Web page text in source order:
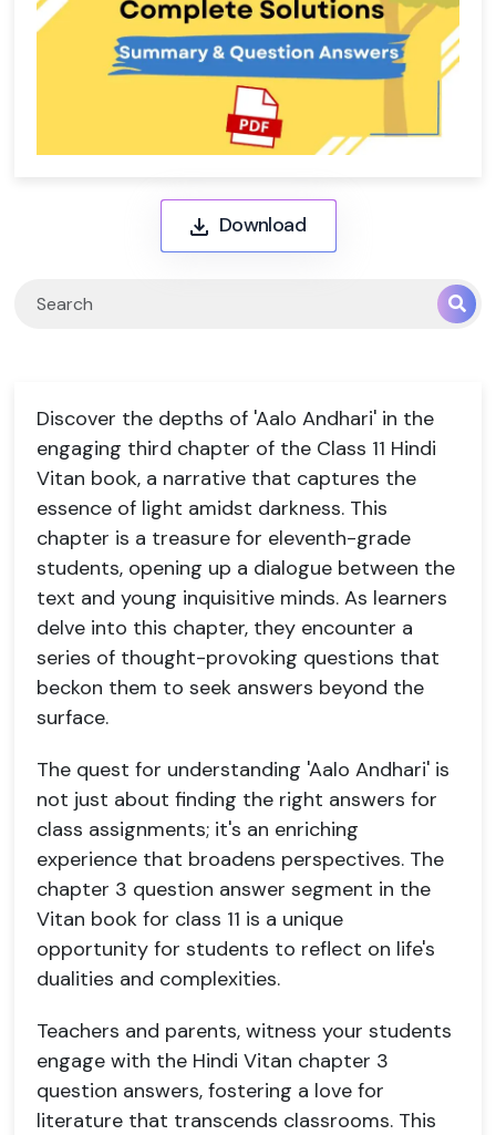
Download
Discover the depths of 'Aalo Andhari' in the
engaging third chapter of the Class 11 Hindi
Vitan book, a narrative that captures the
essence of light amidst darkness. This
chapter is a treasure for eleventh-grade
students, opening up a dialogue between the
text and young inquisitive minds. As learners
delve into this chapter, they encounter a
series of thought-provoking questions that
beckon them to seek answers beyond the
surface.
The quest for understanding 'Aalo Andhari' is
not just about finding the right answers for
class assignments; it's an enriching
experience that broadens perspectives. The
chapter 3 question answer segment in the
Vitan book for class 11 is a unique
opportunity for students to reflect on life's
dualities and complexities.
Teachers and parents, witness your students
engage with the Hindi Vitan chapter 3
question answers, fostering a love for
literature that transcends classrooms. This